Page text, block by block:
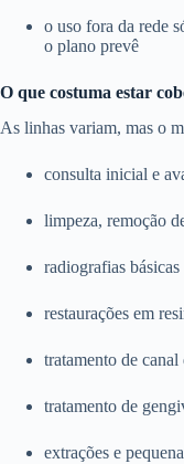
o uso fora da rede
o plano prevê
O que costuma estar
As linhas variam, mas o
consulta inicial e
limpeza, remoção
radiografias básicas
restaurações em
tratamento de
tratamento de
extrações e